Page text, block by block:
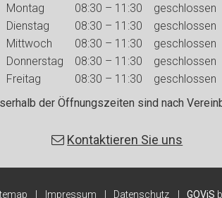
Wochentag
Vormittag Nachmittag
Montag 08:30 – 11:30
geschlossen
Dienstag
08:30 – 11:30
geschlossen
Mittwoch
08:30 – 11:30
geschlossen
Donnerstag
08:30 – 11:30
geschlossen
Freitag
08:30 – 11:30
geschlossen
der Öffnungszeiten sind nach
Kontaktieren Sie uns
Impressum Datenschutz GOViS